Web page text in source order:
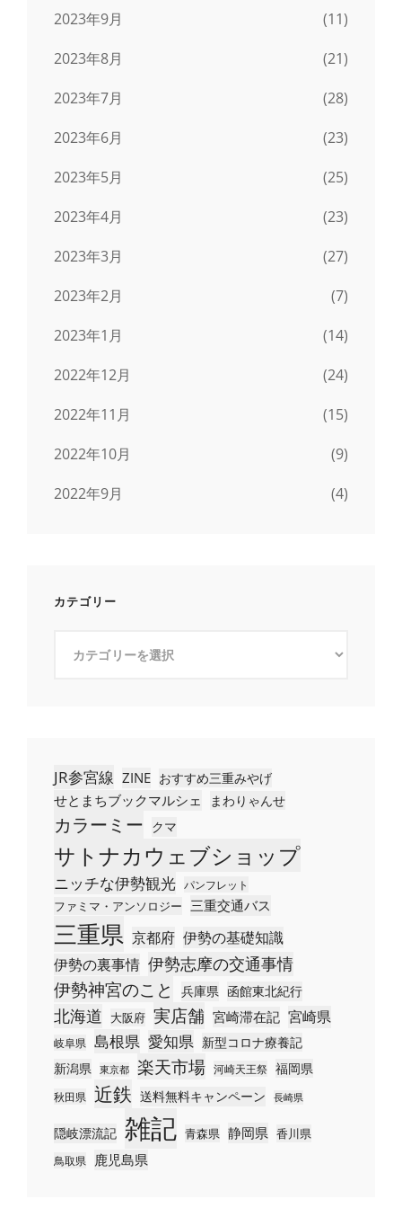
2023年9月
(11)
2023年8月
(21)
2023年7月
(28)
2023年6月
(23)
2023年5月
(25)
2023年4月
(23)
2023年3月
(27)
2023年2月
(7)
2023年1月
(14)
2022年12月
(24)
2022年11月
(15)
2022年10月
(9)
2022年9月
(4)
カテゴリー
JR参宮線 ZINE おすすめ三重みやげ
せとまちブックマルシェ まわりゃんせ
カラーミー クマ
サトナカウェブショップ
ニッチな伊勢観光 パンフレット
ファミマ・アンソロジー 三重交通バス
三重県 京都府 伊勢の基礎知識
伊勢の裏事情 伊勢志摩の交通事情
伊勢神宮のこと 兵庫県 函館東北紀行
北海道 大阪府 実店舗 宮崎滞在記 宮崎県
岐阜県 島根県 愛知県 新型コロナ療養記
新潟県
東京都 楽天市場 河崎天王祭 福岡県
秋田県 近鉄 送料無料キャンペーン 長崎県
隠岐漂流記 雑記 青森県 静岡県 香川県
鳥取県 鹿児島県